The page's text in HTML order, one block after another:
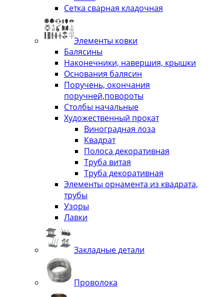
Сетка сварная кладочная
Элементы ковки
Балясины
Наконечники, навершия, крышки
Основания балясин
Поручень, окончания
поручней,повороты
Столбы начальные
Художественный прокат
Виноградная лоза
Квадрат
Полоса декоративная
Труба витая
Труба декоративная
Элементы орнамента из квадрата,
трубы
Узоры
Лавки
Закладные детали
Проволока